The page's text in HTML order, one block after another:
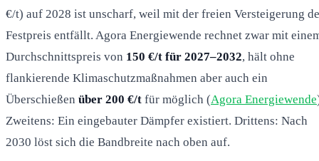
€/t) auf 2028 ist unscharf, weil mit der freien Versteigerung
Festpreis entfällt. Agora Energiewende rechnet zwar mit
Durchschnittspreis von 150 €/t für 2027–2032, hält ohne
flankierende Klimaschutzmaßnahmen aber auch ein
Überschießen über 200 €/t für möglich (Agora Energiewende
Zweitens: Ein eingebauter Dämpfer existiert. Drittens: Nach
2030 löst sich die Bandbreite nach oben auf.